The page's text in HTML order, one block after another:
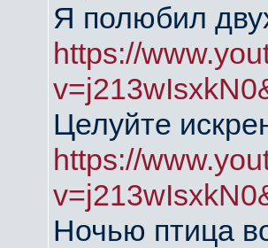
Я полюбил
https://
Целуйте
https://
Ночью птица